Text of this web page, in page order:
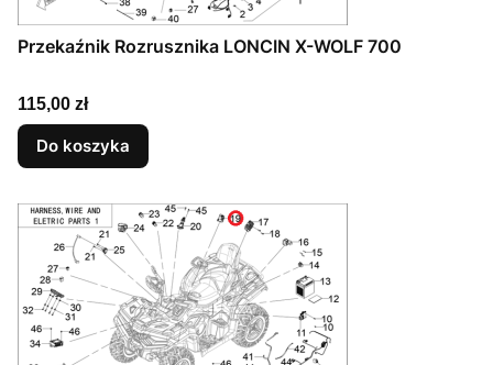
Przekaźnik Rozrusznika LONCIN X-WOLF 700
Cena
115,00 zł
Do koszyka